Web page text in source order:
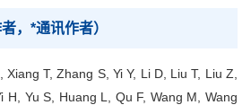
，*通讯作者）
T, Zhang S, Yi Y, Li D, Liu T, Liu Z,
H, Yu S, Huang L, Qu F, Wang M, Wang